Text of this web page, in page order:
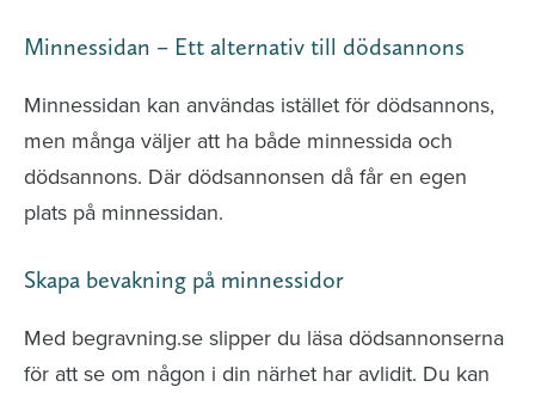
Minnessidan – Ett alternativ till dödsannons
Minnessidan kan användas istället för dödsannons,
men många väljer att ha både minnessida och
dödsannons. Där dödsannonsen då får en egen
plats på minnessidan.
Skapa bevakning på minnessidor
Med begravning.se slipper du läsa dödsannonserna
för att se om någon i din närhet har avlidit. Du kan